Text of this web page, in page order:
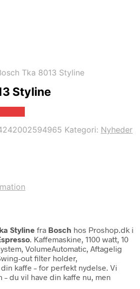
Tka 8013 Styline
Styline
Kategori: Nyheder
Styline fra Bosch hos Proshop.dk i
. Kaffemaskine, 1100 watt, 10
VolumeAutomatic, Aftagelig
out filter holder,
kaffe – for perfekt nydelse. Vi
du vil have din kaffe nu, men